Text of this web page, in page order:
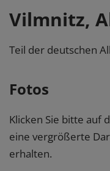
Vilmnitz,
Teil der deutschen
Fotos
Klicken Sie bitte auf
eine vergrößerte
erhalten.